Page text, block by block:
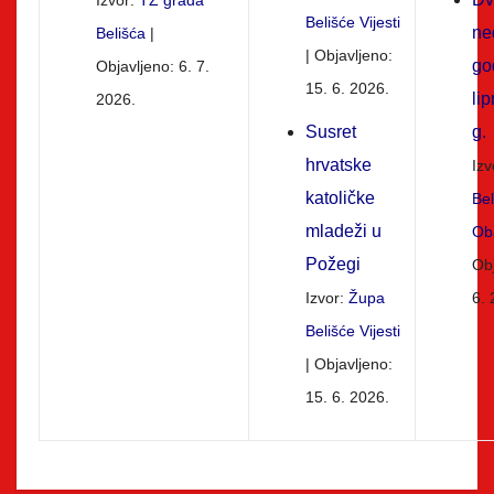
Belišća
Objavljeno: 6. 7.
2026.
Belišće Vijesti
Objavljeno:
15. 6. 2026.
Susret
hrvatske
katoličke
mladeži u
Požegi
Izvor: Župa
Belišće Vijesti
Objavljeno:
15. 6. 2026.
g.
6.